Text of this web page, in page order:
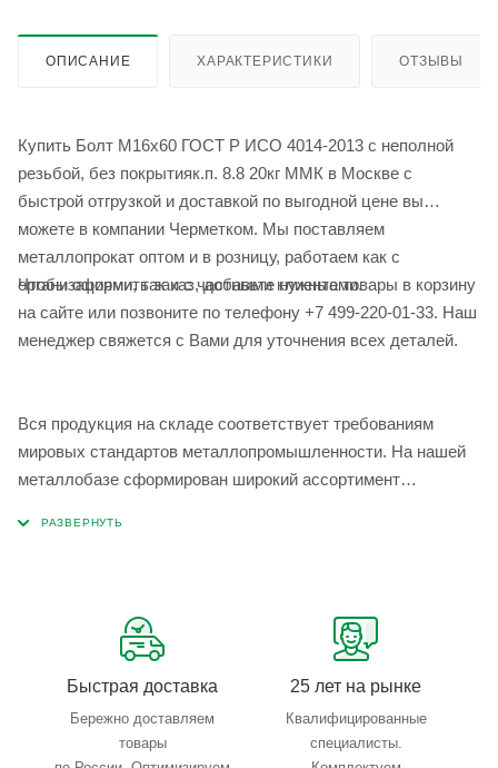
ОПИСАНИЕ ХАРАКТЕРИСТИКИ ОТЗЫВЫ
Купить Болт М16x60 ГОСТ Р ИСО 4014-2013 с неполной
резьбой, без покрытияк.п. 8.8 20кг ММК в Москве с
быстрой отгрузкой и доставкой по выгодной цене вы
можете в компании Черметком. Мы поставляем
металлопрокат оптом и в розницу, работаем как с
организациями, так и с частными клиентами.
Чтобы оформить заказ, добавьте нужные товары в корзину
на сайте или позвоните по телефону +7 499-220-01-33. Наш
менеджер свяжется с Вами для уточнения всех деталей.
Вся продукция на складе соответствует требованиям
мировых стандартов металлопромышленности. На нашей
металлобазе сформирован широкий ассортимент
Быстрая доставка
Бережно доставляем
товары
25 лет на рынке
Квалифицированные
специалисты.